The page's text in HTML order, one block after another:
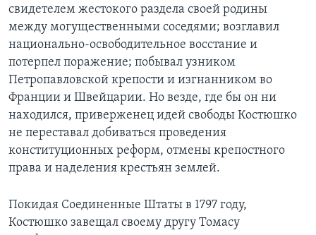
свидетелем жестокого раздела своей родины
между могущественными соседями; возглавил
национально-освободительное восстание и
потерпел поражение; побывал узником
Петропавловской крепости и изгнанником во
Франции и Швейцарии. Но везде, где бы он ни
находился, приверженец идей свободы Костюшко
не переставал добиваться проведения
конституционных реформ, отмены крепостного
права и наделения крестьян землей.
Покидая Соединенные Штаты в 1797 году,
Костюшко завещал своему другу Томасу